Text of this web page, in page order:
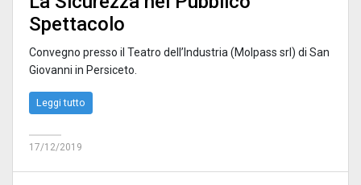
Spettacolo
Convegno presso il Teatro dell’Industria (Molpass srl) di San
Giovanni in Persiceto.
Leggi tutto
17/12/2019